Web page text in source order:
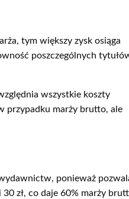
tym większy zysk osiąga
poszczególnych
wszystkie koszty
przypadku marży brutto, ale
ponieważ
zł, co daje 60% marży